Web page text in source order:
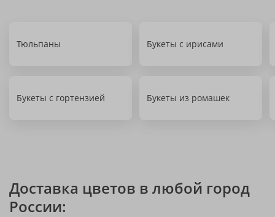
Тюльпаны Букеты с ирисами
Букеты с гортензией Букеты из ромашек
Доставка цветов в любой город
России: